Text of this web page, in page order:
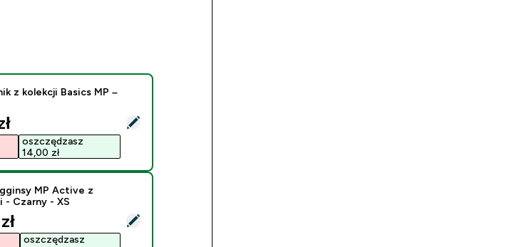
stanik z kolekcji Basics MP – czarny - S
z kolekcji Basics MP –
price
oszczędzasz
14,00 zł‎
Legginsy MP Active z Kieszeniami - Czarny - XS
MP Active z
- Czarny - XS
price
oszczędzasz